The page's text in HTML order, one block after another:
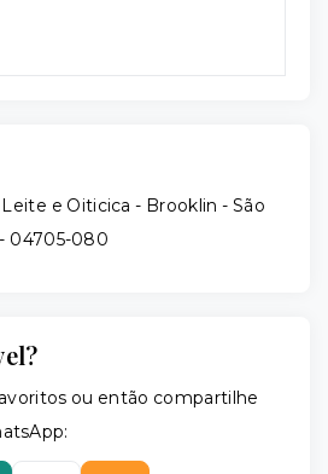
e Oiticica - Brooklin - São
- 04705-080
ou então compartilhe